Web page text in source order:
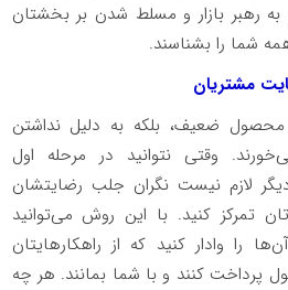
رهبر بازار و مسلط شدن بر بخشتان
شما را بشناسند.
مشتریان
ضعیف، بلکه به دلیل نداشتن
وقتی نتوانید در مرحله اول
لازم نیست نگران جلب رضایتشان
تمرکز کنید. با این روش می‌‌توانید
را وادار کنید که از راهکارهایتان
پرداخت کنند و با شما بمانند. هر چه